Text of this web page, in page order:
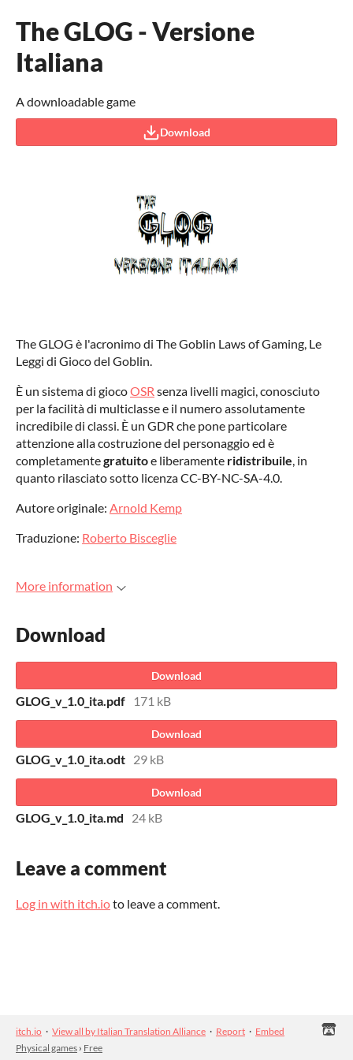
The GLOG - Versione
Italiana
A downloadable game
Download
The GLOG è l'acronimo di The Goblin Laws of Gaming, Le
Leggi di Gioco del Goblin.
È un sistema di giocoOSR senza livelli magici, conosciuto
per la facilità di multiclasse e il numero assolutamente
incredibile di classi. È un GDR che pone particolare
attenzione alla costruzione del personaggio ed è
completamentegratuitoe liberamente ridistribuile, in
quanto rilasciato sotto licenza CC-BY-NC-SA-4.0.
Autore originale: Arnold Kemp
Traduzione: Roberto Bisceglie
More information
Download
Download
GLOG_v_1.0_ita.pdf 171 kB
Download
GLOG_v_1.0_ita.odt 29 kB
Download
GLOG_v_1.0_ita.md 24 kB
Leave a comment
Log in with itch.ioto leave a comment.
itch.io · View all by Italian Translation Alliance · Report · Embed
Physical games › Free